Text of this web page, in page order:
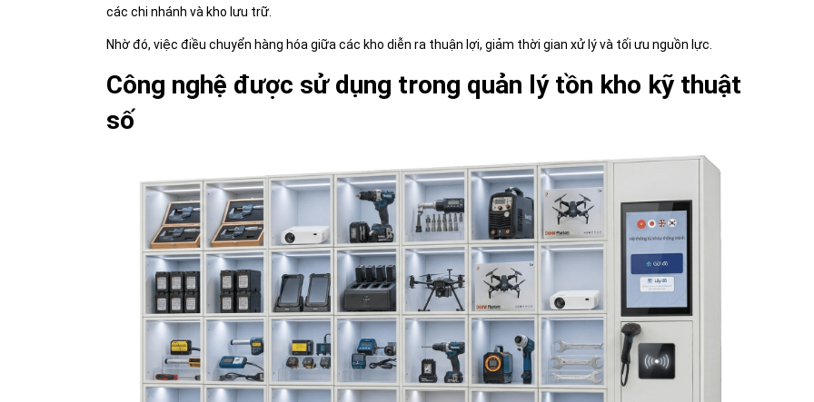
các chi nhánh và kho lưu trữ.
Nhờ đó, việc điều chuyển hàng hóa giữa các kho diễn ra thuận lợi, giảm thời gian xử lý và tối ưu nguồn lực.
Công nghệ được sử dụng trong quản lý tồn kho kỹ thuật
số